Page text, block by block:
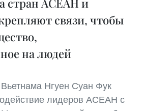
стран АСЕАН и
связи, чтобы
на людей
Нгуен Суан Фук
лидеров АСЕАН с